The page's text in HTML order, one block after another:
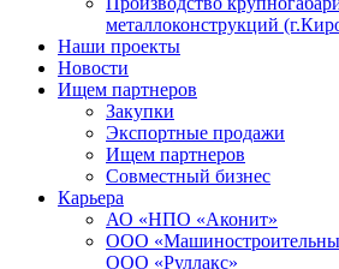
металлоконструкций
Наши проекты
Новости
Ищем партнеров
Закупки
Экспортные продажи
Ищем партнеров
Совместный бизнес
Карьера
АО «НПО «Аконит»
ООО
ООО «Руллакс»